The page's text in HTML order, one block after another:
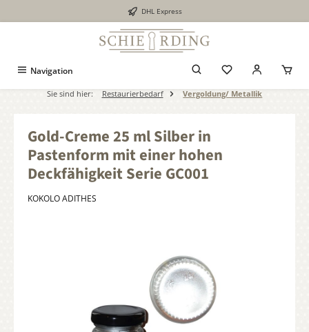
DHL Express
Navigation
Sie sind hier: Restaurierbedarf Vergoldung/ Metallik
Gold-Creme 25 ml Silber in
Pastenform mit einer hohen
Deckfähigkeit Serie GC001
KOKOLO ADITHES